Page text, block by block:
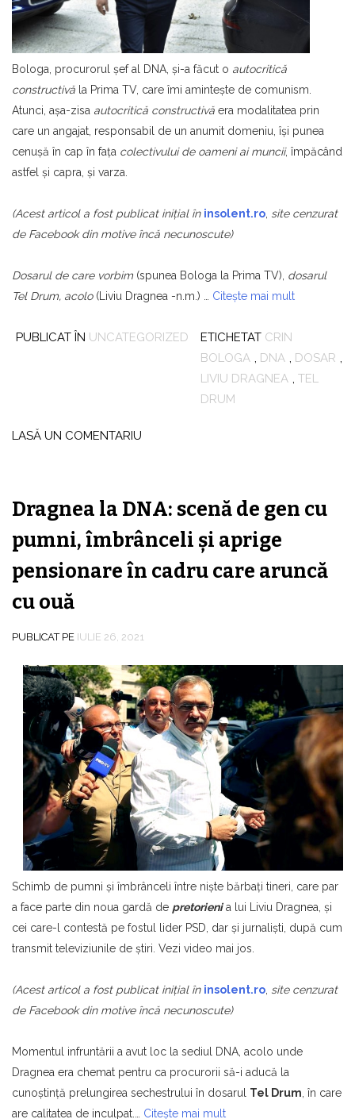
Bologa, procurorul şef al DNA, şi-a făcut o autocritică
constructivă la Prima TV, care îmi aminteşte de comunism.
Atunci, aşa-zisa autocritică constructivă era modalitatea prin
care un angajat, responsabil de un anumit domeniu, îşi punea
cenuşă în cap în faţa colectivului de oameni ai muncii, împăcând
astfel şi capra, şi varza.
(Acest articol a fost publicat iniţial în insolent.ro site cenzurat
de Facebook din motive încă necunoscute)
Dosarul de care vorbim(spunea Bologa la Prima TV), dosarul
Tel Drum, acolo (Liviu Dragnea -n.m.) … Citește mai mult
PUBLICAT ÎN UNCATEGORIZED ETICHETAT CRIN
BOLOGA , DNA , DOSAR ,
LIVIU DRAGNEA , TEL
DRUM
LASĂ UN COMENTARIU
Dragnea la DNA: scenă de gen cu
pumni, îmbrânceli şi aprige
pensionare în cadru care aruncă
cu ouă
PUBLICAT PE IULIE 26, 2021
Schimb de pumni și îmbrânceli între nişte bărbaţi tineri, care par
a face parte din noua gardă de pretorienia lui Liviu Dragnea, şi
cei care-l contestă pe fostul lider PSD, dar şi jurnalişti, după cum
transmit televiziunile de ştiri. Vezi video mai jos.
(Acest articol a fost publicat iniţial în insolent.ro site cenzurat
de Facebook din motive încă necunoscute)
Momentul infruntării a avut loc la sediul DNA, acolo unde
Dragnea era chemat pentru ca procurorii să-i aducă la
cunoştinţă prelungirea sechestrului în dosarul Tel Drum , în care
are calitatea de inculpat.… Citește mai mult